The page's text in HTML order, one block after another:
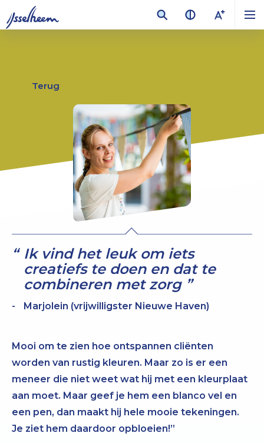
Terug
Ik vind het leuk om iets
creatiefs te doen en dat te
combineren met zorg
Marjolein (vrijwilligster Nieuwe Haven)
Mooi om te zien hoe ontspannen cliënten
worden van rustig kleuren. Maar zo is er een
meneer die niet weet wat hij met een kleurplaat
aan moet. Maar geef je hem een blanco vel en
een pen, dan maakt hij hele mooie tekeningen.
Je ziet hem daardoor opbloeien!”